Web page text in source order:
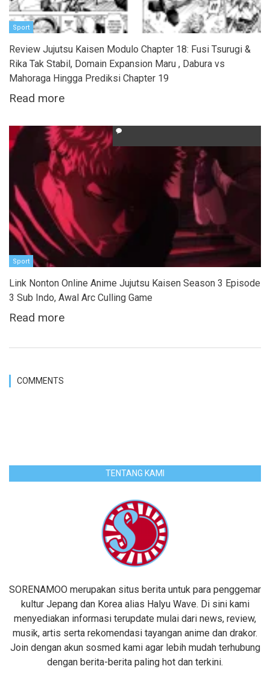
Sport
Review Jujutsu Kaisen Modulo Chapter 18: Fusi Tsurugi &
Rika Tak Stabil, Domain Expansion Maru , Dabura vs
Mahoraga Hingga Prediksi Chapter 19
Read more
Sport
Link Nonton Online Anime Jujutsu Kaisen Season 3 Episode
3 Sub Indo, Awal Arc Culling Game
Read more
COMMENTS
TENTANG KAMI
SORENAMOO merupakan situs berita untuk para penggemar
kultur Jepang dan Korea alias Halyu Wave. Di sini kami
menyediakan informasi terupdate mulai dari news, review,
musik, artis serta rekomendasi tayangan anime dan drakor.
Join dengan akun sosmed kami agar lebih mudah terhubung
dengan berita-berita paling hot dan terkini.